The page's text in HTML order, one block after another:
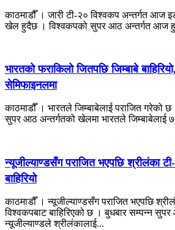
काठमाडौँ । जारी टी-२० विश्वकप अन्तर्गत आज
खेल हुदैछ । विश्वकपको सुपर आठ अन्तर्गत आज
भारतको फराकिलो जितपछि जिम्बाबे
सेमिफाइनलमा
काठमाडौँ । भारतले जिम्बाबेलाई पराजित गरेको
सुपर आठ अन्तर्गतको खेलमा भारतले जिम्बाबेलाई
न्यूजील्याण्डसँग पराजित भएपछि श्रीलंका
बाहिरियो
काठमाडौँ । न्यूजील्याण्डसँग पराजित भएपछि
विश्वकपबाट बाहिरिएको छ । बुधबार सम्पन्न
न्यूजील्याण्डले श्रीलंकालाई...